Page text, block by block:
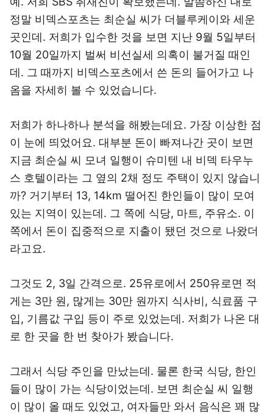
정말 비덱스포츠는 최순실 씨가 더블루케이와 세운
곳인데. 저희가 입수한 것을 보면 지난 9월 5일부터
10월 20일까지 벌써 비선실세 의혹이 불거질 때인
데. 그 때까지 비덱스포츠에서 쓴 돈의 들어가고 나
옴을 자세히 볼 수 있었습니다.
저희가 하나하나 분석을 해봤는데요. 가장 이상한 점
이 눈에 띄었어요. 대부분 돈이 빠져나간 곳이 보면
지금 최순실 씨 모녀 일행이 슈미텐 내 비덱 타우누
스 호텔이라는 그 옆의 2채 정도 주택이 있지 않습니
까? 거기부터 13, 14km 떨어진 한인들이 많이 모여
있는 지역이 있는데. 그 쪽에 식당, 마트, 주유소. 이
쪽에서 돈이 집중적으로 지출이 됐던 것으로 나왔더
라고요.
그것도 2, 3일 간격으로. 25유로에서 250유로면 적
게는 3만 원, 많게는 30만 원까지 식사비, 식료품 구
입, 기름값 구입 등이 주로 있었는데. 저희가 나온 대
로 한 곳을 한 번 찾아가 봤습니다.
그래서 식당 주인을 만났는데. 물론 한국 식당, 한인
들이 많이 가는 식당이었는데. 보면 최순실 씨 일행
이 많이 올 때도 있었고, 여자들만 와서 음식은 꽤 많